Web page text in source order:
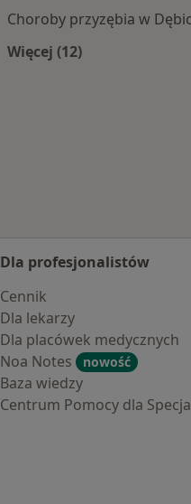
Choroby przyzębia w
Więcej (12)
Dla profesjonalistów
Cennik
Dla lekarzy
Dla placówek medycznych
Noa Notes
nowość
Baza wiedzy
Centrum Pomocy dla